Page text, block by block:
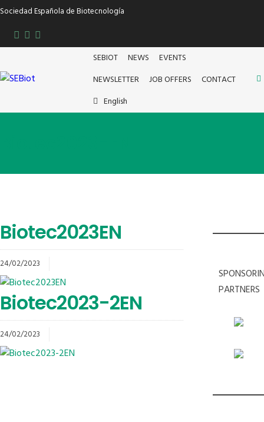
Sociedad Española de Biotecnología
SEBIOT NEWS
EVENTS
NEWSLETTER
JOB OFFERS
CONTACT
English
Biotec2023EN
24/02/2023
Biotec2023-2EN
24/02/2023
PARTNERS